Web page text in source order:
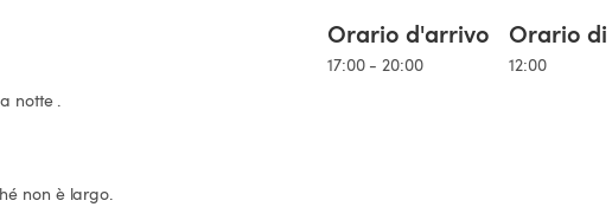
notte .
Orario d'arrivo
17:00 - 20:00
Orario
12:00
non è largo.